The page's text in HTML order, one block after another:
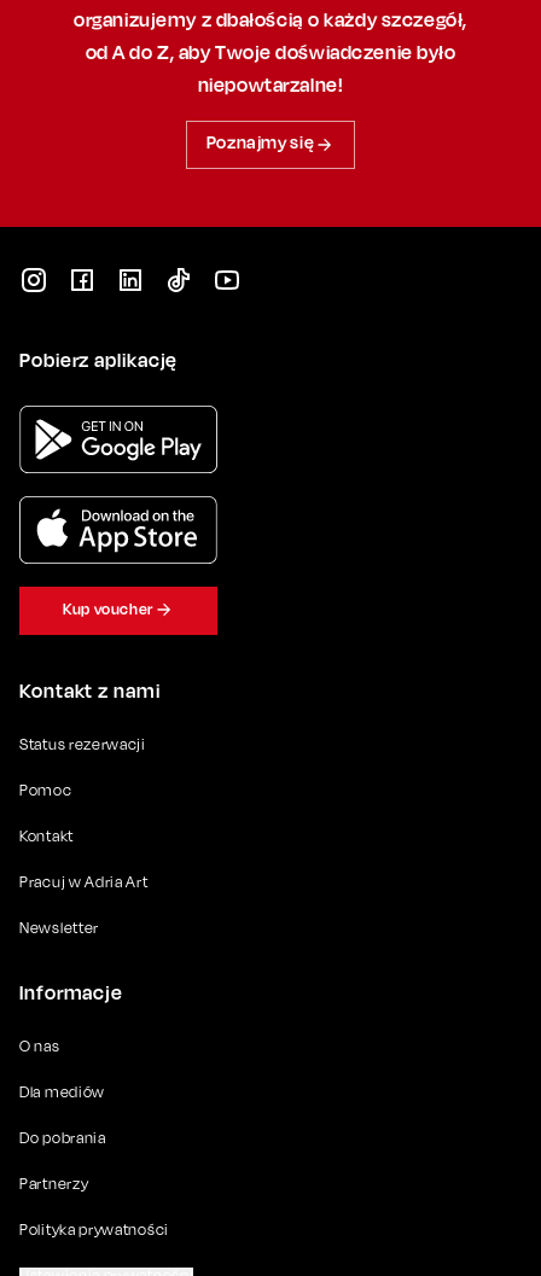
organizujemy z dbałością o każdy szczegół,
od A do Z, abyTwoje doświadczenie było
niepowtarzalne!
Poznajmy się
Kontakt z nami
Status rezerwacji
Pomoc
Kontakt
Pracuj w Adria Art
Newsletter
Informacje
O nas
Dla mediów
Do pobrania
Partnerzy
Polityka prywatności
Pobierz aplikację
Kup voucher